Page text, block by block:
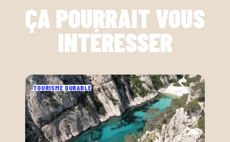
ÇA POURRAIT VOUS
INTÉRESSER
TOURISME DURABLE